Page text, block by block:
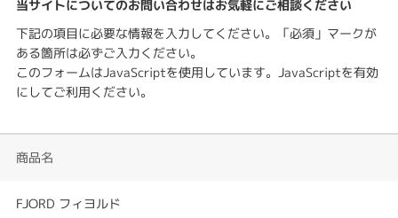
当サイトについてのお問い合わせはお気軽にご相談ください
下記の項目に必要な情報を入力してください。「必須」マークが
ある箇所は必ずご入力ください。
このフォームはJavaScriptを使用しています。JavaScriptを有効
にしてご利用ください。
商品名
FJORD フィヨルド